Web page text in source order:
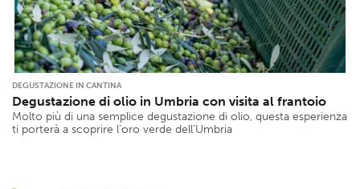
DEGUSTAZIONE IN CANTINA
Degustazione di olio in Umbria con visita al frantoio
Molto più di una semplice degustazione di olio, questa esperienza
ti porterà a scoprire l’oro verde dell’Umbria